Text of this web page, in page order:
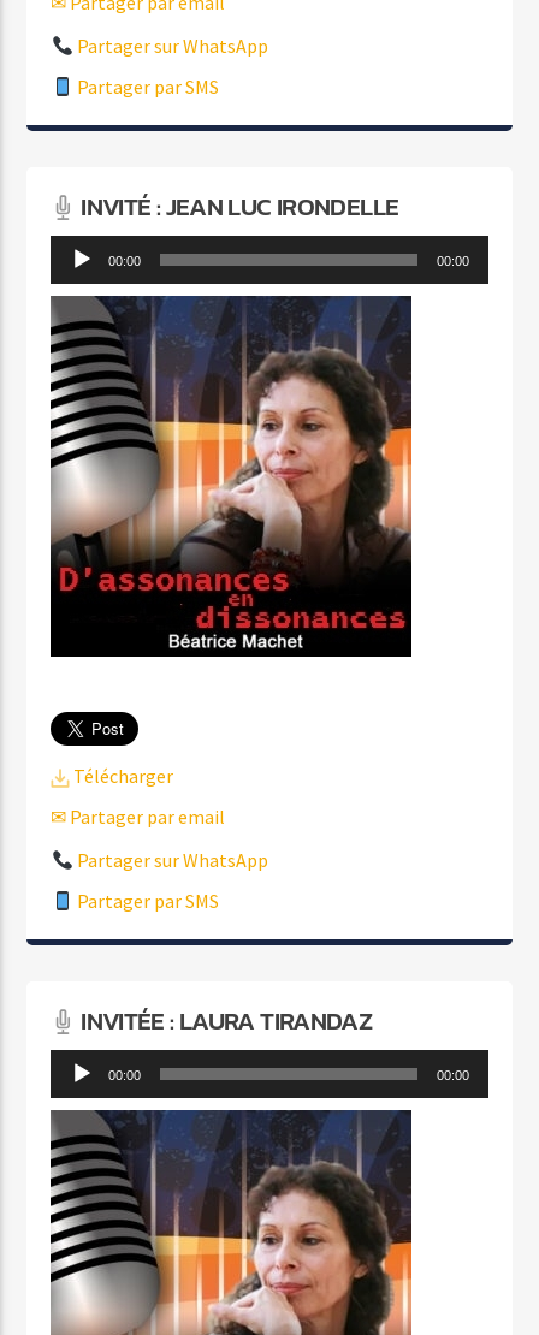
Partager sur WhatsApp
Partager par SMS
INVITÉ : JEAN LUC IRONDELLE
Lecteur
audio
00:00 00:00
Télécharger
✉ Partager par email
Partager sur WhatsApp
Partager par SMS
INVITÉE : LAURA TIRANDAZ
Lecteur
audio
00:00 00:00